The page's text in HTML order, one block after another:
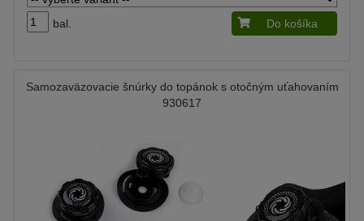
bal. Do košíka
Samozaväzovacie šnúrky do topánok s otočným uťahovaním
930617